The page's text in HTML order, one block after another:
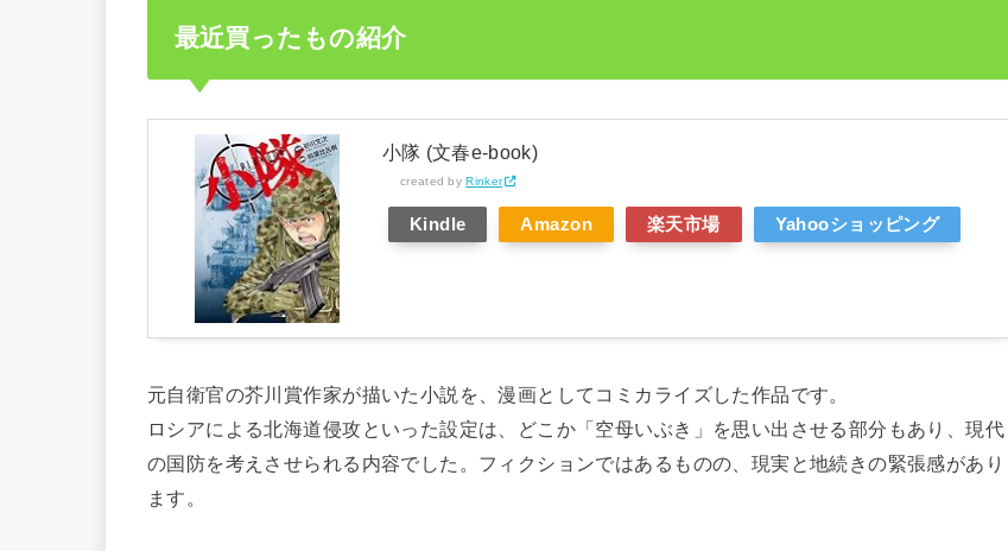
最近買ったもの紹介
小隊 (文春e-book)
created byRinker
Kindle Amazon 楽天市場 Yahooショッピング
元自衛官の芥川賞作家が描いた小説を、漫画としてコミカライズした作品です。
ロシアによる北海道侵攻といった設定は、どこか「空母いぶき」を思い出させる部分もあり、現代
の国防を考えさせられる内容でした。フィクションではあるものの、現実と地続きの緊張感があり
ます。